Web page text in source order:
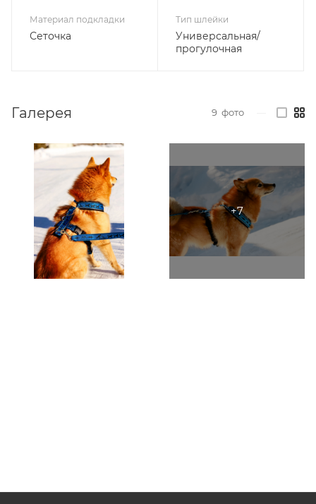
Материал подкладки
Сеточка
Тип шлейки
Универсальная/
прогулочная
Галерея 9 фото